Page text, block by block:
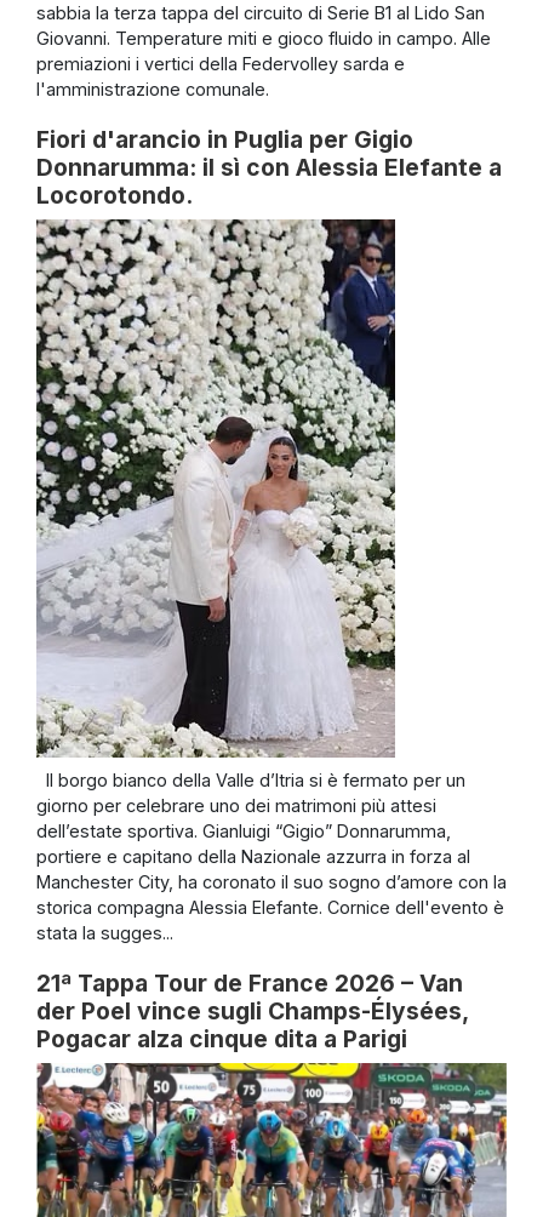
sabbia la terza tappa del circuito di Serie B1 al Lido San
Giovanni. Temperature miti e gioco fluido in campo. Alle
premiazioni i vertici della Federvolley sarda e
l'amministrazione comunale.
Fiori d'arancio in Puglia per Gigio
Donnarumma: il sì con Alessia Elefante a
Locorotondo.
Il borgo bianco della Valle d’Itria si è fermato per un
giorno per celebrare uno dei matrimoni più attesi
dell’estate sportiva. Gianluigi “Gigio” Donnarumma,
portiere e capitano della Nazionale azzurra in forza al
Manchester City, ha coronato il suo sogno d’amore con la
storica compagna Alessia Elefante. Cornice dell'evento è
stata la sugges...
21ª Tappa Tour de France 2026 – Van
der Poel vince sugli Champs-Élysées,
Pogacar alza cinque dita a Parigi